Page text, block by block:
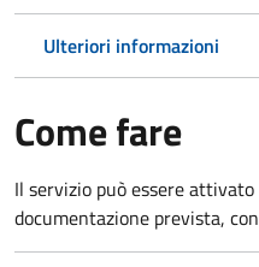
Ulteriori informazioni
Come fare
Il servizio può essere
documentazione prevista,